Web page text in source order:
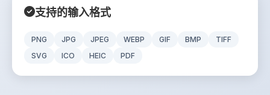
支持的输入格式
PNG JPG JPEG WEBP GIF BMP
TIFF
SVG
ICO HEIC PDF